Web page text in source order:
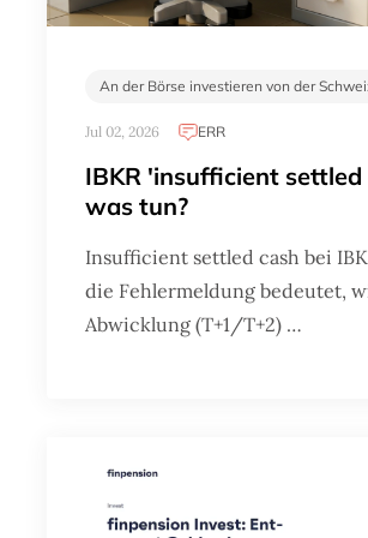
An der Börse investieren von der
Jul 02, 2026 ERR
IBKR 'insufficient settled
was tun?
Insufficient settled cash bei
die Fehlermeldung bedeutet,
Abwicklung (T+1/T+2) …